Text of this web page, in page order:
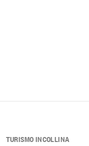
TURISMO INCOLLINA